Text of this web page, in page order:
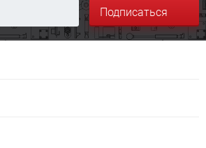
Подписаться